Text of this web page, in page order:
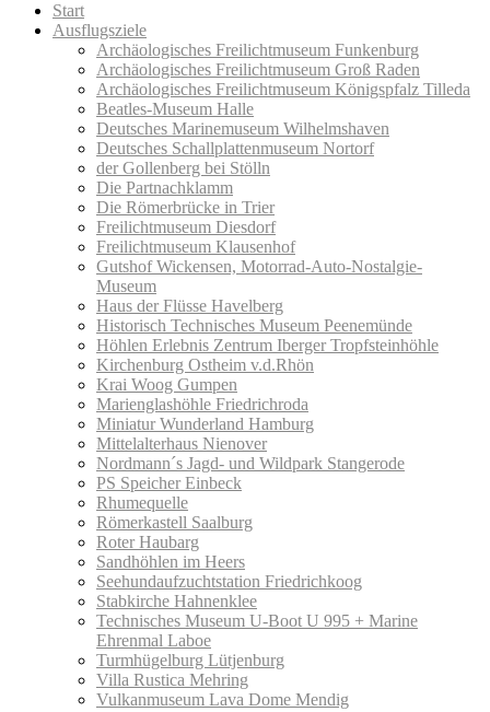
Start
Ausflugsziele
Archäologisches Freilichtmuseum Funkenburg
Archäologisches Freilichtmuseum Groß Raden
Archäologisches Freilichtmuseum Königspfalz Tilleda
Beatles-Museum Halle
Deutsches Marinemuseum Wilhelmshaven
Deutsches Schallplattenmuseum Nortorf
der Gollenberg bei Stölln
Die Partnachklamm
Die Römerbrücke in Trier
Freilichtmuseum Diesdorf
Freilichtmuseum Klausenhof
Gutshof Wickensen, Motorrad-Auto-Nostalgie-
Museum
Haus der Flüsse Havelberg
Historisch Technisches Museum Peenemünde
Höhlen Erlebnis Zentrum Iberger Tropfsteinhöhle
Kirchenburg Ostheim v.d.Rhön
Krai Woog Gumpen
Marienglashöhle Friedrichroda
Miniatur Wunderland Hamburg
Mittelalterhaus Nienover
Nordmann´s Jagd- und Wildpark Stangerode
PS Speicher Einbeck
Rhumequelle
Römerkastell Saalburg
Roter Haubarg
Sandhöhlen im Heers
Seehundaufzuchtstation Friedrichkoog
Stabkirche Hahnenklee
Technisches Museum U-Boot U 995 + Marine
Ehrenmal Laboe
Turmhügelburg Lütjenburg
Villa Rustica Mehring
Vulkanmuseum Lava Dome Mendig